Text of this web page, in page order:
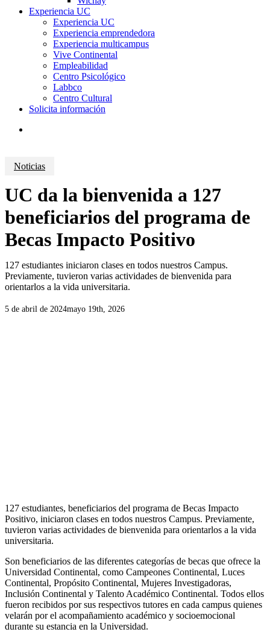
Experiencia UC
Experiencia UC
Experiencia emprendedora
Experiencia multicampus
Vive Continental
Empleabilidad
Centro Psicológico
Labbco
Centro Cultural
Solicita información
Noticias
UC da la bienvenida a 127
beneficiarios del programa de
Becas Impacto Positivo
127 estudiantes iniciaron clases en todos nuestros Campus.
Previamente, tuvieron varias actividades de bienvenida para
orientarlos a la vida universitaria.
5 de abril de 2024mayo 19th, 2026
127 estudiantes, beneficiarios del programa de Becas Impacto
Positivo, iniciaron clases en todos nuestros Campus. Previamente,
tuvieron varias actividades de bienvenida para orientarlos a la vida
universitaria.
Son beneficiarios de las diferentes categorías de becas que ofrece la
Universidad Continental, como Campeones Continental, Luces
Continental, Propósito Continental, Mujeres Investigadoras,
Inclusión Continental y Talento Académico Continental. Todos ellos
fueron recibidos por sus respectivos tutores en cada campus quienes
velarán por el acompañamiento académico y socioemocional
durante su estancia en la Universidad.